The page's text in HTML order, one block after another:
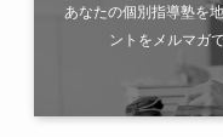
あなたの個別指導塾を
ントをメルマガ